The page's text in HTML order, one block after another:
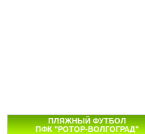
ПЛЯЖНЫЙ ФУТБОЛ
ПФК "РОТОР-ВОЛГОГРАД"